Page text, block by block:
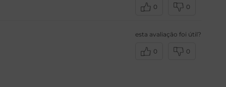
0 0
esta avaliação foi útil?
0 0